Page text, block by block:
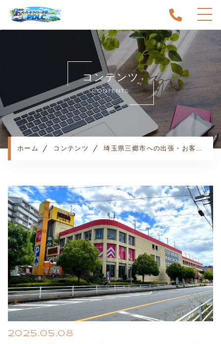
ホーム
当スクールについて
キャンペーン
料金表・コース
出張エリア
予約状況
コンテンツ
利用規約
プライバシーポリシー
コンテンツ
CONTENTS
ホーム コンテンツ 埼玉県三郷市への出張・お客様の声
2025.05.08